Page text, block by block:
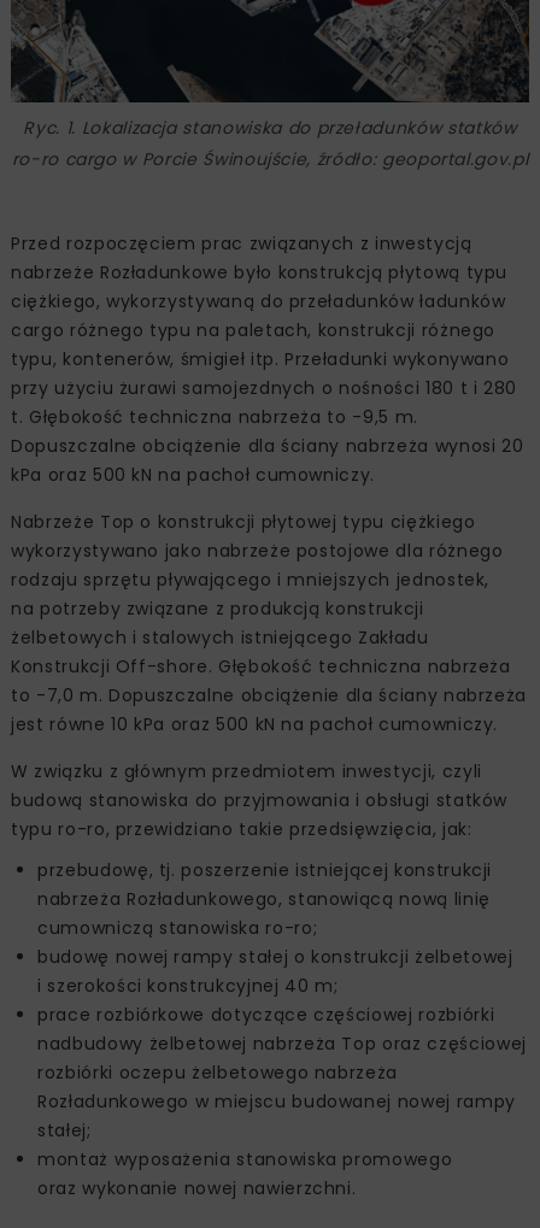
Ryc. 1. Lokalizacja stanowiska do przeładunków statków
ro-ro cargo w Porcie Świnoujście, źródło: geoportal.gov.pl
Przed rozpoczęciem prac związanych z inwestycją
nabrzeże Rozładunkowe było konstrukcją płytową typu
ciężkiego, wykorzystywaną do przeładunków ładunków
cargo różnego typu na paletach, konstrukcji różnego
typu, kontenerów, śmigieł itp. Przeładunki wykonywano
przy użyciu żurawi samojezdnych o nośności 180 t i 280
t. Głębokość techniczna nabrzeża to -9,5 m.
Dopuszczalne obciążenie dla ściany nabrzeża wynosi 20
kPa oraz 500 kN na pachoł cumowniczy.
Nabrzeże Top o konstrukcji płytowej typu ciężkiego
wykorzystywano jako nabrzeże postojowe dla różnego
rodzaju sprzętu pływającego i mniejszych jednostek,
na potrzeby związane z produkcją konstrukcji
żelbetowych i stalowych istniejącego Zakładu
Konstrukcji Off-shore. Głębokość techniczna nabrzeża
to -7,0 m. Dopuszczalne obciążenie dla ściany nabrzeża
jest równe 10 kPa oraz 500 kN na pachoł cumowniczy.
W związku z głównym przedmiotem inwestycji, czyli
budową stanowiska do przyjmowania i obsługi statków
typu ro-ro, przewidziano takie przedsięwzięcia, jak:
przebudowę, tj. poszerzenie istniejącej konstrukcji
nabrzeża Rozładunkowego, stanowiącą nową linię
cumowniczą stanowiska ro-ro;
budowę nowej rampy stałej o konstrukcji żelbetowej
i szerokości konstrukcyjnej 40 m;
prace rozbiórkowe dotyczące częściowej rozbiórki
nadbudowy żelbetowej nabrzeża Top oraz częściowej
rozbiórki oczepu żelbetowego nabrzeża
Rozładunkowego w miejscu budowanej nowej rampy
stałej;
montaż wyposażenia stanowiska promowego
oraz wykonanie nowej nawierzchni.